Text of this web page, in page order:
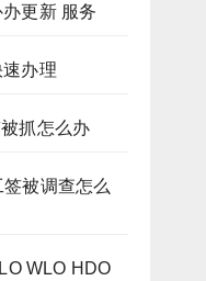
更新 服务
办理
抓怎么办
被调查怎么
WLO HDO